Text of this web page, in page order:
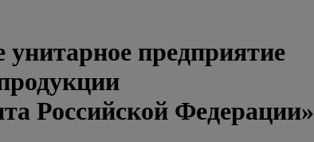
унитарное предприятие
Российской Федерации»